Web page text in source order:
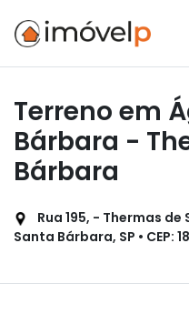
Terreno em
Bárbara -
Bárbara
Rua 195, - Thermas
Santa Bárbara, SP • CEP: